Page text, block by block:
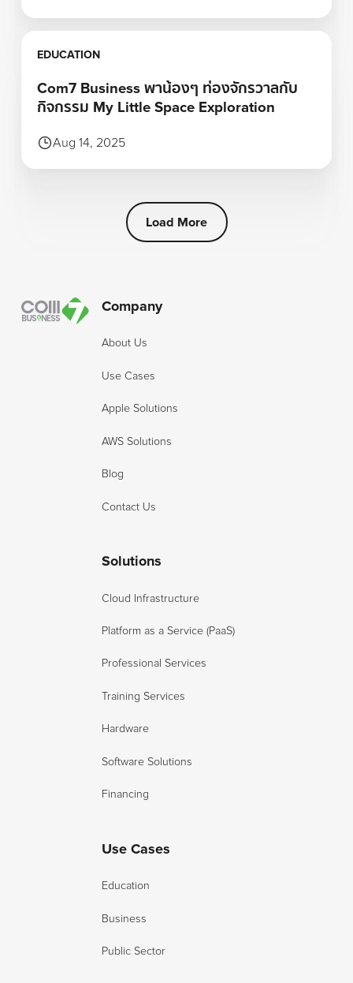
EDUCATION
Com7 Business พาน้องๆ ท่องจักรวาลกับ
กิจกรรม My Little Space Exploration
Aug 14, 2025
Load More
Company
About Us
Use Cases
Apple Solutions
AWS Solutions
Blog
Contact Us
Solutions
Cloud Infrastructure
Platform as a Service (PaaS)
Professional Services
Training Services
Hardware
Software Solutions
Financing
Use Cases
Education
Business
Public Sector